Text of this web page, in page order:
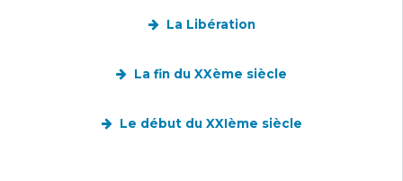
La Libération
La fin du XXème siècle
Le début du XXIème siècle